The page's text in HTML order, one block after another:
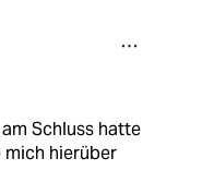
Schluss hatte
mich hierüber